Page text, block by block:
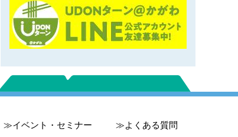
イベント・セミナー よくある質問